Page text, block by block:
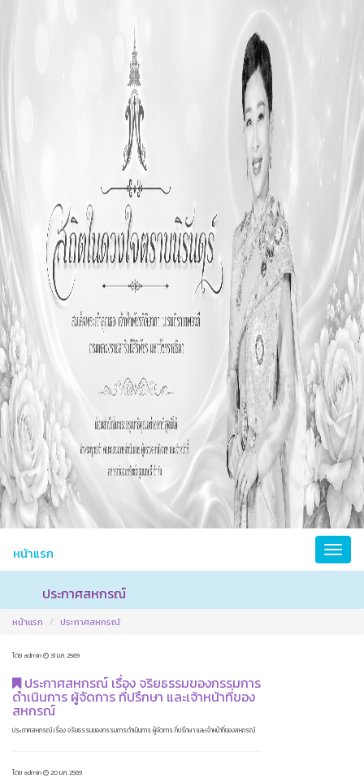
หน้าแรก
ประกาศสหกรณ์
หน้าแรก ประกาศสหกรณ์
โดย admin 31 ม.ค. 2569
ประกาศสหกรณ์ เรื่อง จริยธรรมของกรรมการ
ดำเนินการ ผู้จัดการ ที่ปรึกษา และเจ้าหน้าที่ของ
สหกรณ์
ประกาศสหกรณ์ เรื่อง จริยธรรมของกรรมการดำเนินการ ผู้จัดการ ที่ปรึกษา และเจ้าหน้าที่ของสหกรณ์
โดย admin 20 ม.ค. 2569